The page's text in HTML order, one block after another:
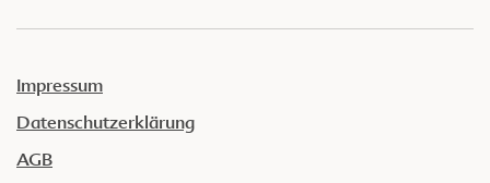
Impressum
Datenschutzerklärung
AGB